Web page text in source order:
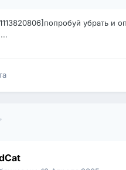
убрать и